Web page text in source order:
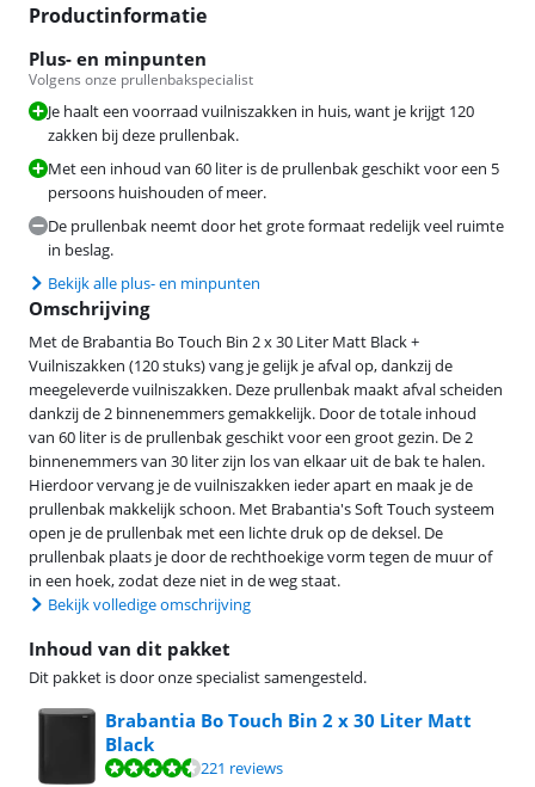
Productinformatie
Inhoud van dit pakket
Dit pakket is door onze specialist samengesteld.
Brabantia Bo Touch Bin 2 x 30 Liter Matt
Black
Beoordeling is 9,3 van de 10, gebaseerd op 221 reviews.
221 reviews
Plus- en minpunten
Volgens onze prullenbakspecialist
Je haalt een voorraad vuilniszakken in huis, want je krijgt 120
zakken bij deze prullenbak.
Met een inhoud van 60 liter is de prullenbak geschikt voor een 5
persoons huishouden of meer.
De prullenbak neemt door het grote formaat redelijk veel ruimte
in beslag.
Bekijk alle plus- en minpunten
Omschrijving
Met de Brabantia Bo Touch Bin 2 x 30 Liter Matt Black +
Vuilniszakken (120 stuks) vang je gelijk je afval op, dankzij de
meegeleverde vuilniszakken. Deze prullenbak maakt afval scheiden
dankzij de 2 binnenemmers gemakkelijk. Door de totale inhoud
van 60 liter is de prullenbak geschikt voor een groot gezin. De 2
binnenemmers van 30 liter zijn los van elkaar uit de bak te halen.
Hierdoor vervang je de vuilniszakken ieder apart en maak je de
prullenbak makkelijk schoon. Met Brabantia's Soft Touch systeem
open je de prullenbak met een lichte druk op de deksel. De
prullenbak plaats je door de rechthoekige vorm tegen de muur of
in een hoek, zodat deze niet in de weg staat.
Bekijk volledige omschrijving